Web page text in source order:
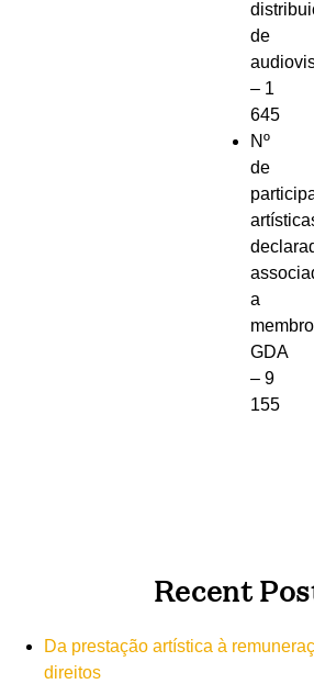
de
– 1
645
Nº
de
a
GDA
– 9
155
Recent
Da prestação artística à
direitos